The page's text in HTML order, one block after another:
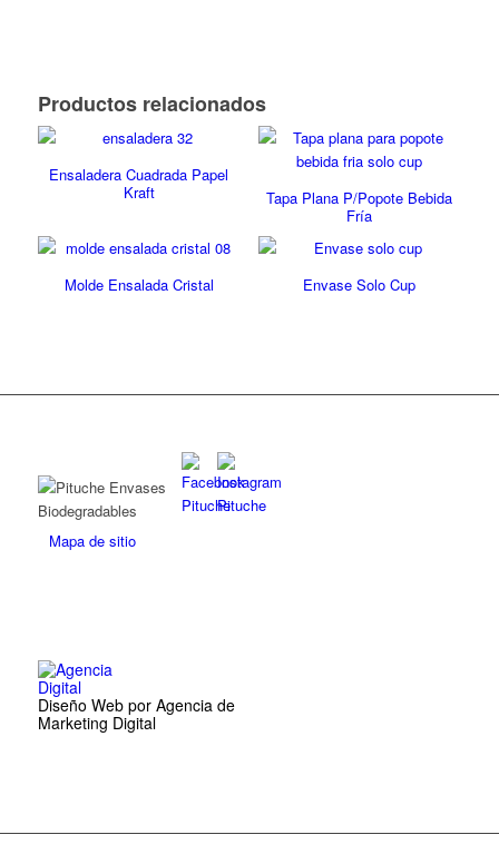
Productos relacionados
Ensaladera Cuadrada Papel
Kraft
Tapa Plana P/Popote Bebida
Fría
Molde Ensalada Cristal Envase Solo Cup
Mapa de sitio
Diseño Web por Agencia de
Marketing Digital